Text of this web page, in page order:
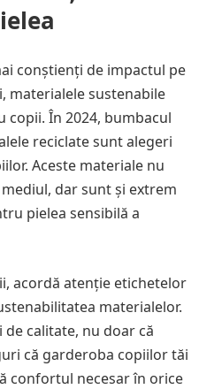
conștienți de impactul pe
materialele sustenabile
În 2024, bumbacul
reciclate sunt alegeri
Aceste materiale nu
dar sunt și extrem
pielea sensibilă a
acordă atenție etichetelor
materialelor.
calitate, nu doar că
că garderoba copiilor tăi
confortul necesar în orice